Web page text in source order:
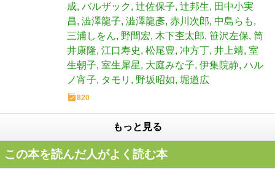
成 バルザック 辻佐保子 辻邦生
田中小実
昌 澁澤龍子 澁澤龍彥 赤川次郎 中島らも
三浦しをん 野間宏 木下杢太郎 笹沢左保 筒
井康隆 江口寿史 松尾豊 冲方丁 井上靖 室
生朝子 室生犀星 大庭みな子 伊集院静 ハル
ノ宵子
タモリ 野坂昭如 堀道広
820
もっと見る
この本を読んだ人がよく読む本